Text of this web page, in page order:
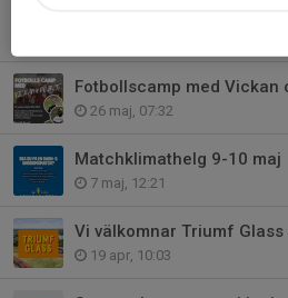
Fotbollscamp med Vickan
26 maj, 07:32
Matchklimathelg 9-10 maj
7 maj, 12:21
19 apr, 10:03